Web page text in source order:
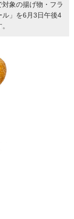
象の揚げ物・フラ
ル」を6月3日午後4